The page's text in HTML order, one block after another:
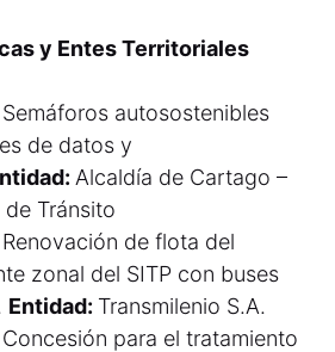
y Entes Territoriales
autosostenibles
de datos y
Alcaldía de Cartago –
de Tránsito
de flota del
zonal del SITP con buses
Entidad: Transmilenio S.A.
para el tratamiento